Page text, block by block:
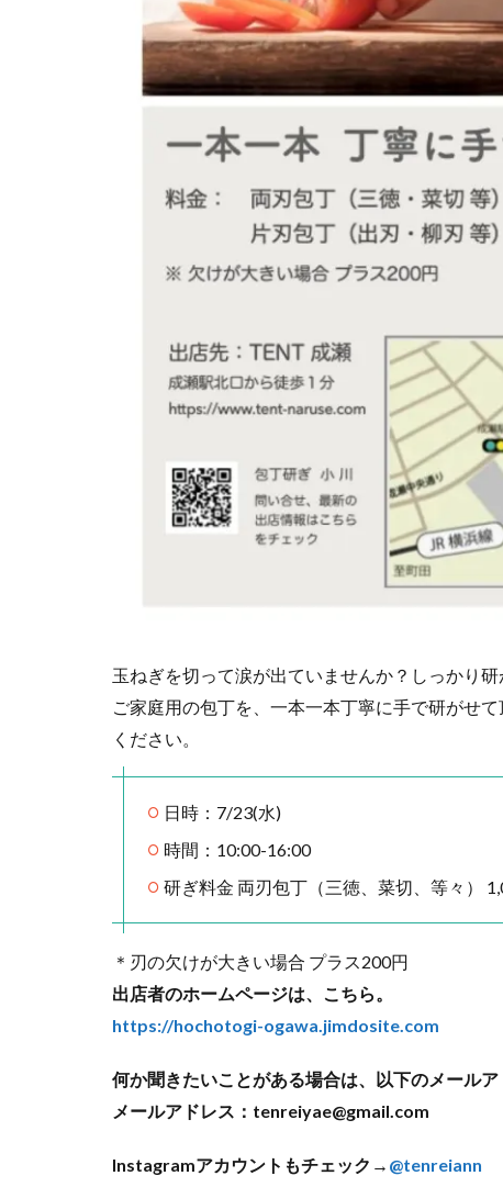
玉ねぎを切って涙が出ていませんか？しっかり
ご家庭用の包丁を、一本一本丁寧に手で研がせ
ください。
日時：7/23(水)
時間：10:00-16:00
研ぎ料金 両刃包丁（三徳、菜切、等々）
＊刃の欠けが大きい場合 プラス200円
出店者のホームページは、こちら。
https://hochotogi-ogawa.jimdosite.com
何か聞きたいことがある場合は、以下のメールア
メールアドレス：tenreiyae@gmail.com
Instagramアカウントもチェック→ @tenreiann